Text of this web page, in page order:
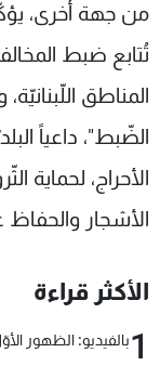
من جهة أخرى،
تُتابع ضبط
المناطق
الضّبط"، داعياً
الأحراج، لحماية
الأشجار
الأكثر قراءة
1بالفيديو: الظهور